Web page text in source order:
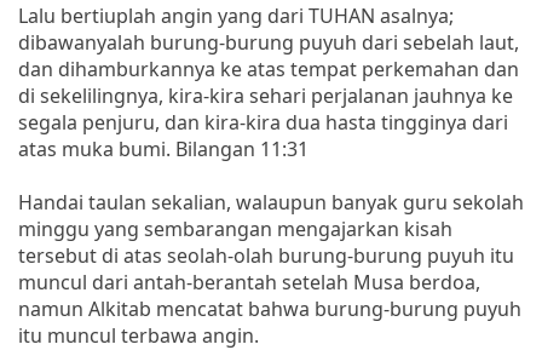
Lalu bertiuplah angin yang dari TUHAN asalnya;
dibawanyalah burung-burung puyuh dari sebelah laut,
dan dihamburkannya ke atas tempat perkemahan dan
di sekelilingnya, kira-kira sehari perjalanan jauhnya ke
segala penjuru, dan kira-kira dua hasta tingginya dari
atas muka bumi. Bilangan 11:31
Handai taulan sekalian, walaupun banyak guru sekolah
minggu yang sembarangan mengajarkan kisah
tersebut di atas seolah-olah burung-burung puyuh itu
muncul dari antah-berantah setelah Musa berdoa,
namun Alkitab mencatat bahwa burung-burung puyuh
itu muncul terbawa angin.